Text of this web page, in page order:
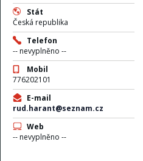
Stát
Česká republika
Telefon
-- nevyplněno --
Mobil
776202101
E-mail
rud.harant@seznam.cz
Web
-- nevyplněno --